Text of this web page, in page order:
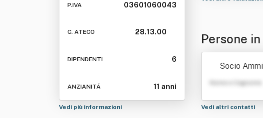
P.IVA 03601060043
C. ATECO 28.13.00
DIPENDENTI 6
ANZIANITÁ 11 anni
Vedi più informazioni
Persone in
vello Luigi
Socio
Nome e Cognome
Vedi altri contatti